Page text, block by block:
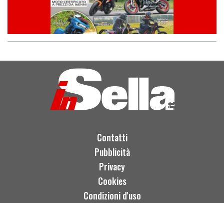
Contatti
Pubblicità
Privacy
Cookies
Condizioni d'uso